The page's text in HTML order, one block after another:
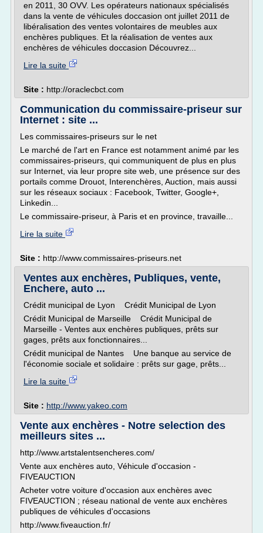
en 2011, 30 OVV. Les opérateurs nationaux spécialisés
dans la vente de véhicules doccasion ont juillet 2011 de
libéralisation des ventes volontaires de meubles aux
enchères publiques. Et la réalisation de ventes aux
enchères de véhicules doccasion Découvrez...
Lire la suite
Site : http://oraclecbct.com
Communication du commissaire-priseur sur
Internet : site ...
Les commissaires-priseurs sur le net
Le marché de l'art en France est notamment animé par les
commissaires-priseurs, qui communiquent de plus en plus
sur Internet, via leur propre site web, une présence sur des
portails comme Drouot, Interenchères, Auction, mais aussi
sur les réseaux sociaux : Facebook, Twitter, Google+,
Linkedin...
Le commissaire-priseur, à Paris et en province, travaille...
Lire la suite
Site : http://www.commissaires-priseurs.net
Ventes aux enchères, Publiques, vente,
Enchere, auto ...
Crédit municipal de Lyon Crédit Municipal de Lyon
Crédit Municipal de Marseille Crédit Municipal de
Marseille - Ventes aux enchères publiques, prêts sur
gages, prêts aux fonctionnaires...
Crédit municipal de Nantes Une banque au service de
l'économie sociale et solidaire : prêts sur gage, prêts...
Lire la suite
Site : http://www.yakeo.com
Vente aux enchères - Notre selection des
meilleurs sites ...
http://www.artstalentsencheres.com/
Vente aux enchères auto, Véhicule d'occasion -
FIVEAUCTION
Acheter votre voiture d'occasion aux enchères avec
FIVEAUCTION ; réseau national de vente aux enchères
publiques de véhicules d'occasions
http://www.fiveauction.fr/